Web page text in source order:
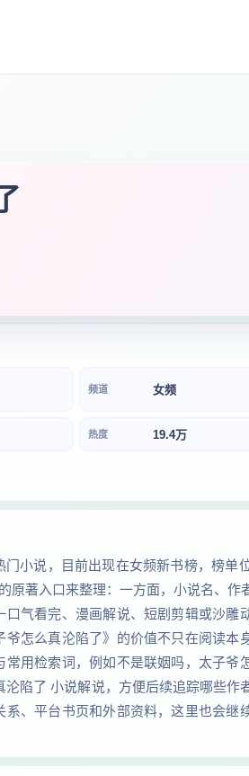
频道 女频
热度 19.4万
小说，目前出现在女频新书榜，榜单
原著入口来整理：一方面，小说名、作
气看完、漫画解说、短剧剪辑或沙雕
怎么真沦陷了》的价值不只在阅读本
用检索词，例如不是联姻吗，太子爷
陷了 小说解说，方便后续追踪哪些作
、平台书页和外部资料，这里也会继